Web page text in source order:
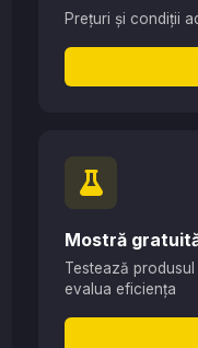
Prețuri și condiții
Mostră
Testează
evalua eficiența